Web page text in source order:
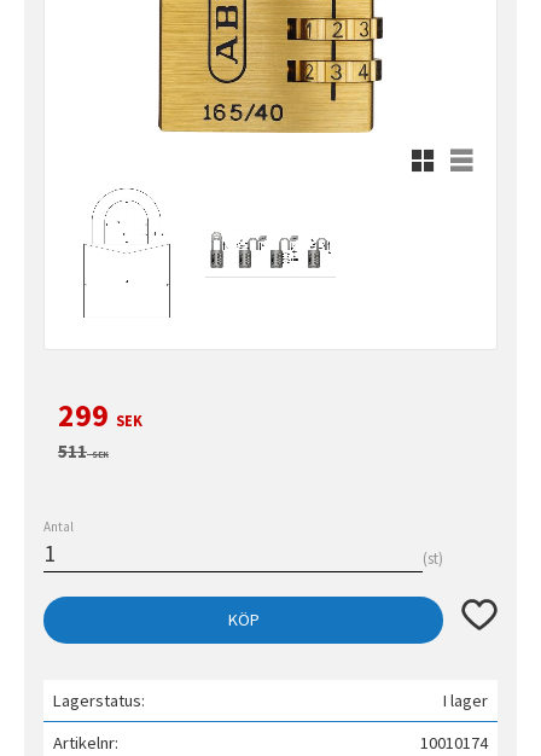
Rutnätsvy
Listvy
Nedsatt pris:
299 SEK
Ordinarie pris:
511SEK
Antal
st
KÖP Lägg till
Lagerstatus
I lager
Artikelnr
10010174